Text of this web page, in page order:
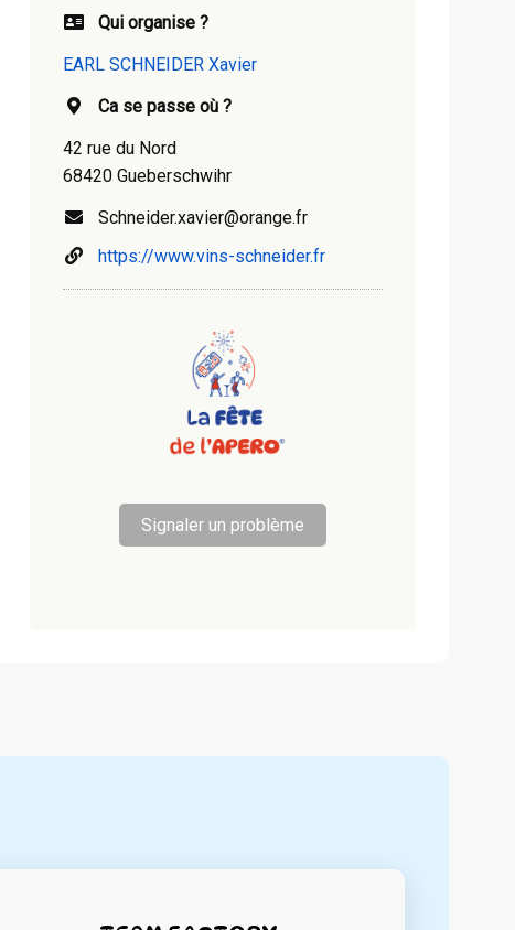
Qui organise ?
EARL SCHNEIDER Xavier
Ca se passe où ?
42 rue du Nord
68420 Gueberschwihr
Schneider.xavier@orange.fr
https://www.vins-schneider.fr
Signaler un problème